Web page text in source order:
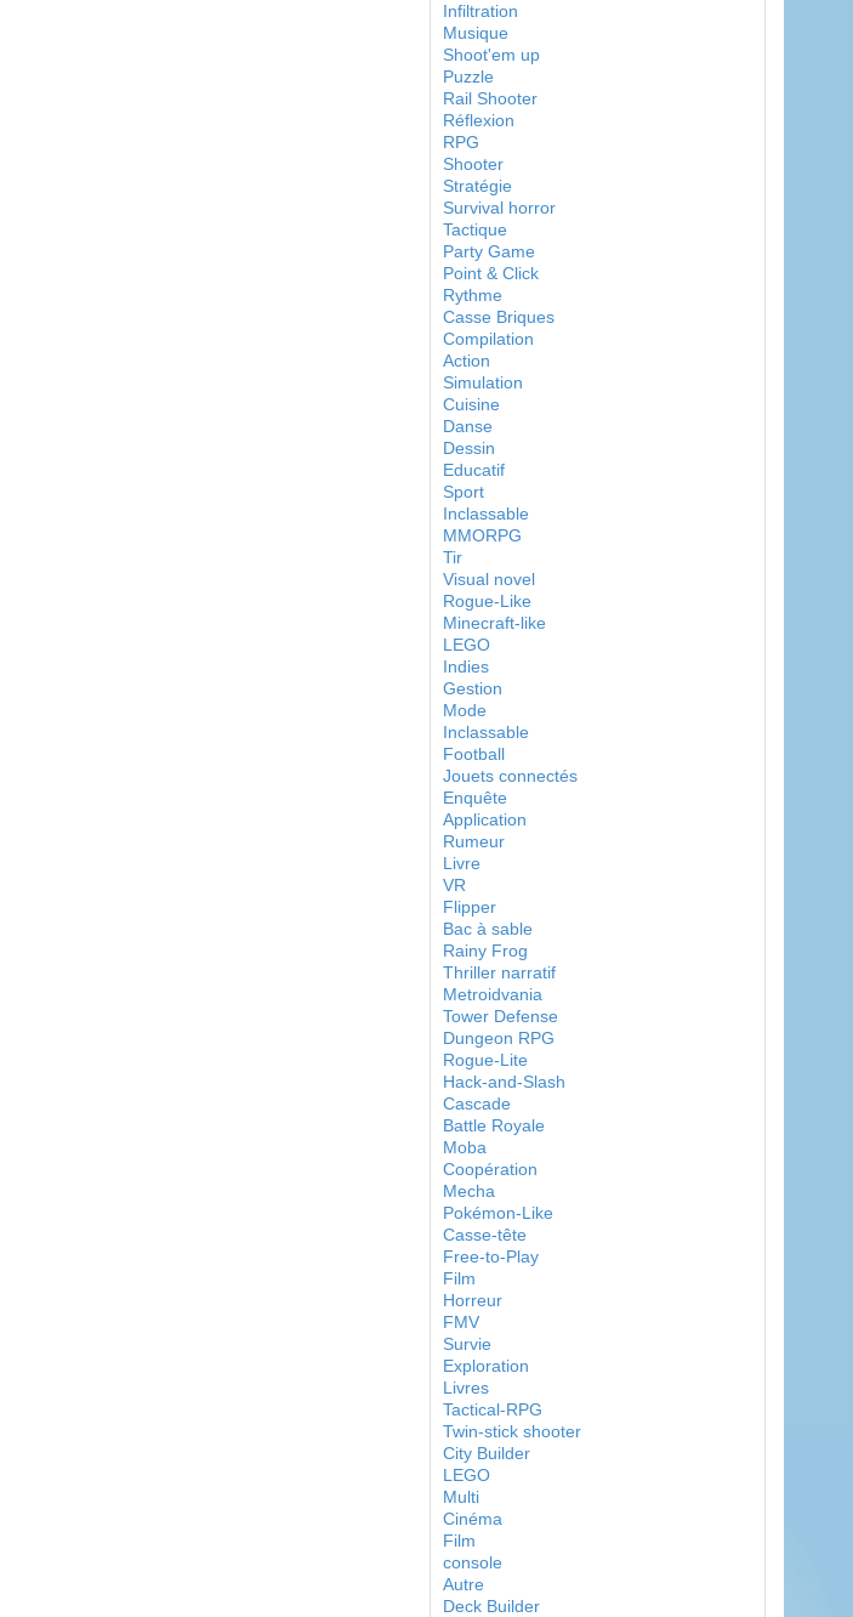
Infiltration
Musique
Shoot'em up
Puzzle
Rail Shooter
Réflexion
RPG
Shooter
Stratégie
Survival horror
Tactique
Party Game
Point & Click
Rythme
Casse Briques
Compilation
Action
Simulation
Cuisine
Danse
Dessin
Educatif
Sport
Inclassable
MMORPG
Tir
Visual novel
Rogue-Like
Minecraft-like
LEGO
Indies
Gestion
Mode
Inclassable
Football
Jouets connectés
Enquête
Application
Rumeur
Livre
VR
Flipper
Bac à sable
Rainy Frog
Thriller narratif
Metroidvania
Tower Defense
Dungeon RPG
Rogue-Lite
Hack-and-Slash
Cascade
Battle Royale
Moba
Coopération
Mecha
Pokémon-Like
Casse-tête
Free-to-Play
Film
Horreur
FMV
Survie
Exploration
Livres
Tactical-RPG
Twin-stick shooter
City Builder
LEGO
Multi
Cinéma
Film
console
Autre
Deck Builder